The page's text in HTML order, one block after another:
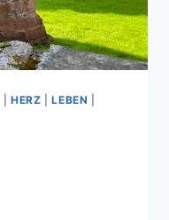
|HERZ |LEBEN